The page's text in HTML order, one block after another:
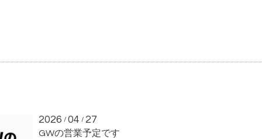
2026 / 04 / 27
GWの営業予定です